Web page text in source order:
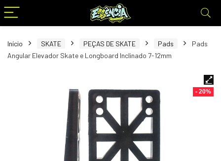
Início SKATE PEÇAS DE SKATE Pads
Pads
Angular Elevador Skate e Longboard Inclinado 7-12mm
- 20%